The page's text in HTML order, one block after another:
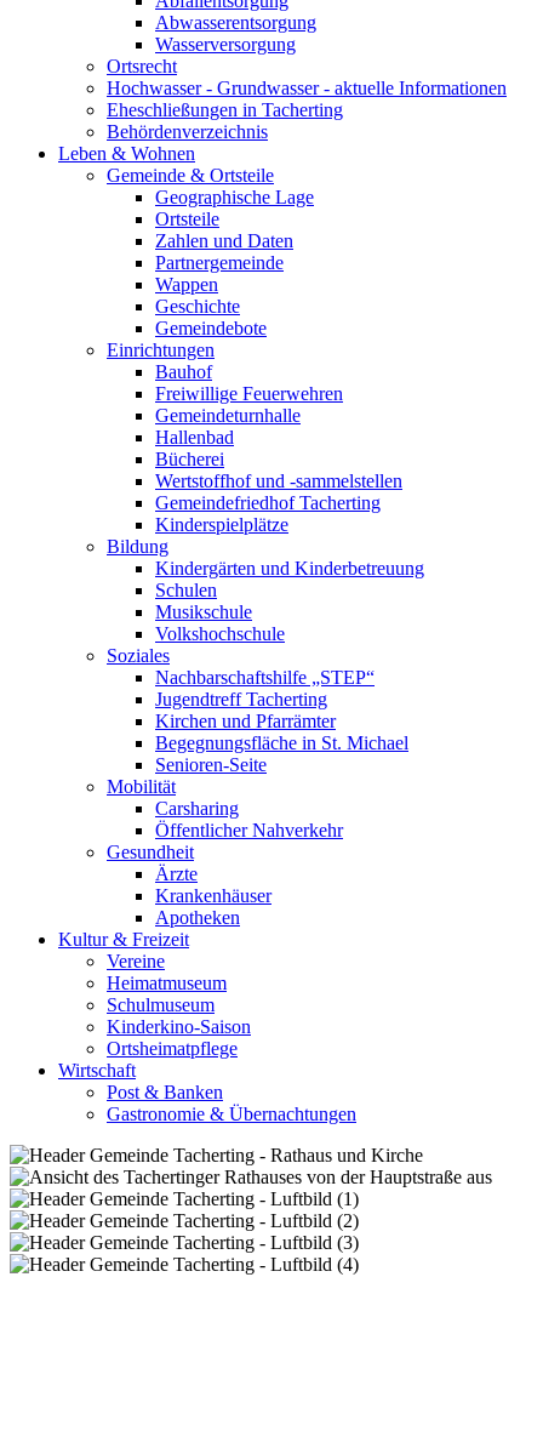
Abwasserentsorgung
Wasserversorgung
Ortsrecht
Hochwasser - Grundwasser - aktuelle Informationen
Eheschließungen in Tacherting
Behördenverzeichnis
Leben & Wohnen
Gemeinde & Ortsteile
Geographische Lage
Ortsteile
Zahlen und Daten
Partnergemeinde
Wappen
Geschichte
Gemeindebote
Einrichtungen
Bauhof
Freiwillige Feuerwehren
Gemeindeturnhalle
Hallenbad
Bücherei
Wertstoffhof und -sammelstellen
Gemeindefriedhof Tacherting
Kinderspielplätze
Bildung
Kindergärten und Kinderbetreuung
Schulen
Musikschule
Volkshochschule
Soziales
Nachbarschaftshilfe „STEP“
Jugendtreff Tacherting
Kirchen und Pfarrämter
Begegnungsfläche in St. Michael
Senioren-Seite
Mobilität
Carsharing
Öffentlicher Nahverkehr
Gesundheit
Ärzte
Krankenhäuser
Apotheken
Kultur & Freizeit
Vereine
Heimatmuseum
Schulmuseum
Kinderkino-Saison
Ortsheimatpflege
Wirtschaft
Post & Banken
Gastronomie & Übernachtungen